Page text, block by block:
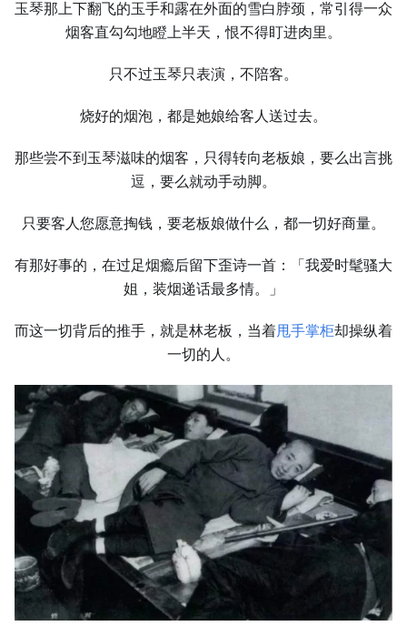
玉琴那上下翻飞的玉手和露在外面的雪白脖颈，常引得一众
烟客直勾勾地瞪上半天，恨不得盯进肉里。
只不过玉琴只表演，不陪客。
烧好的烟泡，都是她娘给客人送过去。
那些尝不到玉琴滋味的烟客，只得转向老板娘，要么出言挑
逗，要么就动手动脚。
只要客人您愿意掏钱，要老板娘做什么，都一切好商量。
有那好事的，在过足烟瘾后留下歪诗一首：「我爱时髦骚大
姐，装烟递话最多情。」
而这一切背后的推手，就是林老板，当着甩手掌柜却操纵着
一切的人。